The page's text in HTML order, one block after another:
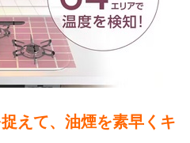
えて、油煙を素早くキ